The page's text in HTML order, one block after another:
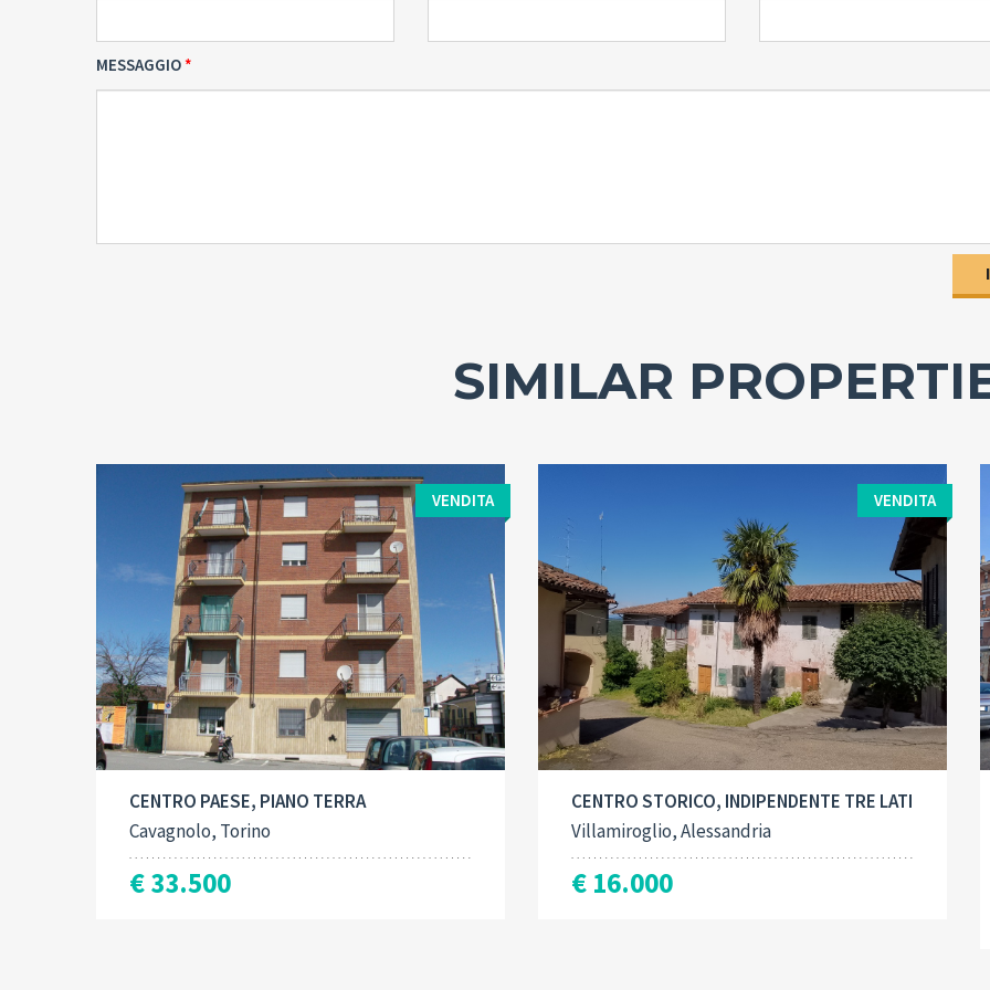
MESSAGGIO
SIMILAR
Contract type:
Vendita
Built-Up:
50 M2
VENDITA
CENTRO PAESE, PIANO TERRA
Cavagnolo, Torino
€ 33.500
Contract type:
Vendita
Built-Up:
95 M 2
VENDITA
CENTRO STORICO, INDIPENDENTE TRE LATI
Villamiroglio, Alessandria
€ 16.000